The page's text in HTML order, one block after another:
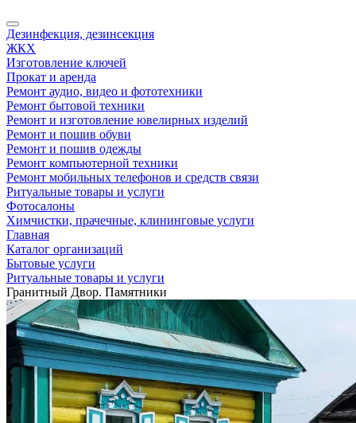
Дезинфекция, дезинсекция
ЖКХ
Изготовление ключей
Прокат и аренда
Ремонт аудио, видео и фототехники
Ремонт бытовой техники
Ремонт и изготовление ювелирных изделий
Ремонт и пошив обуви
Ремонт и пошив одежды
Ремонт компьютерной техники
Ремонт мобильных телефонов и средств связи
Ритуальные товары и услуги
Фотосалоны
Химчистки, прачечные, клининговые услуги
Главная
Каталог организаций
Бытовые услуги
Ритуальные товары и услуги
Гранитный Двор. Памятники